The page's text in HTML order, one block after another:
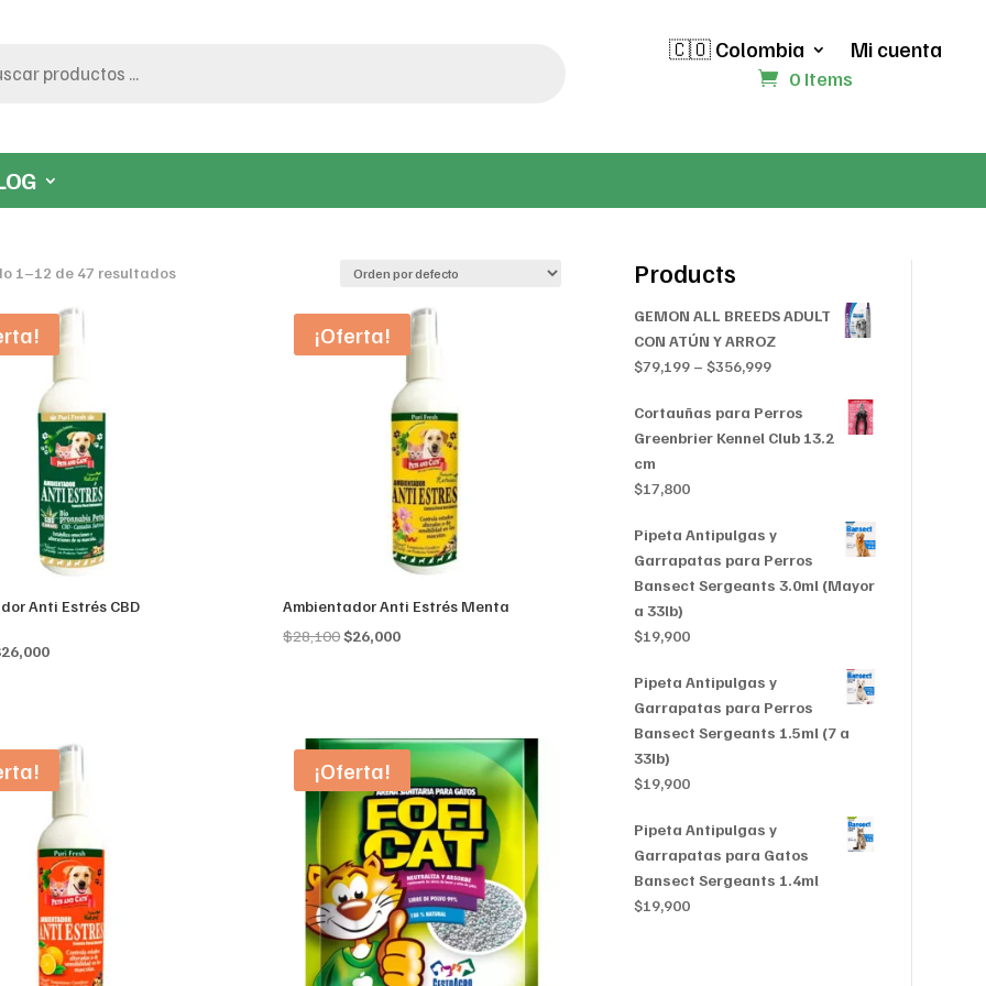
🇨🇴 Colombia Mi cuenta
0 Items
1–12 de 47 resultados
Anti Estrés CBD
26,000Current
¡Oferta!
Ambientador Anti Estrés Menta
$28,100Original
$26,000Current
¡Oferta!
Products
GEMON ALL BREEDS ADULT
CON ATÚN Y ARROZ
$79,199 – $356,999Price
$79,199
through
Cortauñas para Perros
Greenbrier Kennel Club 13.2
cm
$17,800
Pipeta Antipulgas y
Garrapatas para Perros
Bansect Sergeants 3.0ml (Mayor
a 33lb)
$19,900
Pipeta Antipulgas y
Garrapatas para Perros
Bansect Sergeants 1.5ml (7 a
33lb)
$19,900
Pipeta Antipulgas y
Garrapatas para Gatos
Bansect Sergeants 1.4ml
$19,900